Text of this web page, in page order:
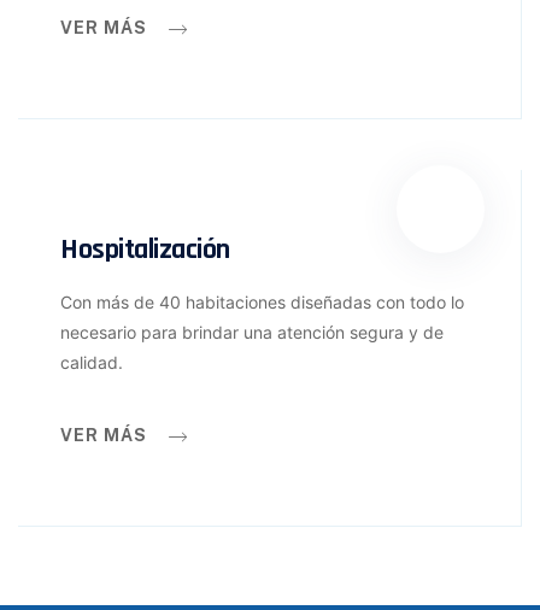
VER MÁS
Hospitalización
Con más de 40 habitaciones diseñadas con todo lo
necesario para brindar una atención segura y de
calidad.
VER MÁS